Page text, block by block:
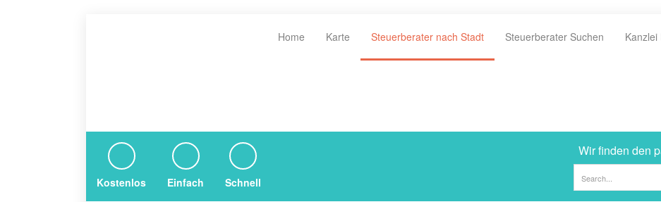
Home Karte Steuerberater nach Stadt Steuerberater Suchen Kanzlei
Kostenlos Einfach Schnell
Wir finden den